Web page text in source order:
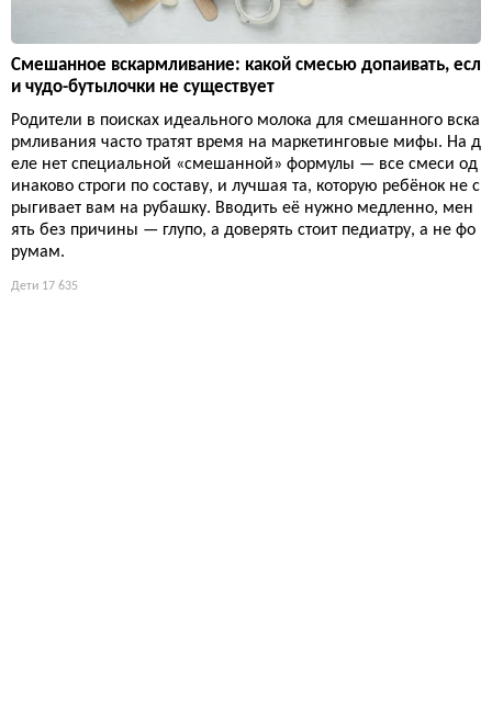
Смешанное вскармливание: какой смесью допаивать, есл
и чудо-бутылочки не существует
Родители в поисках идеального молока для смешанного вска
рмливания часто тратят время на маркетинговые мифы. На д
еле нет специальной «смешанной» формулы — все смеси од
инаково строги по составу, и лучшая та, которую ребёнок не с
рыгивает вам на рубашку. Вводить её нужно медленно, мен
ять без причины — глупо, а доверять стоит педиатру, а не фо
румам.
Дети 17 635